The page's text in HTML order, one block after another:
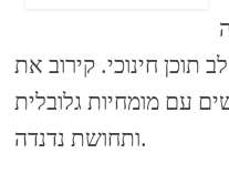
חינוכי. קירוב את
עם מומחיות גלובלית
ותחושת נדנדה.